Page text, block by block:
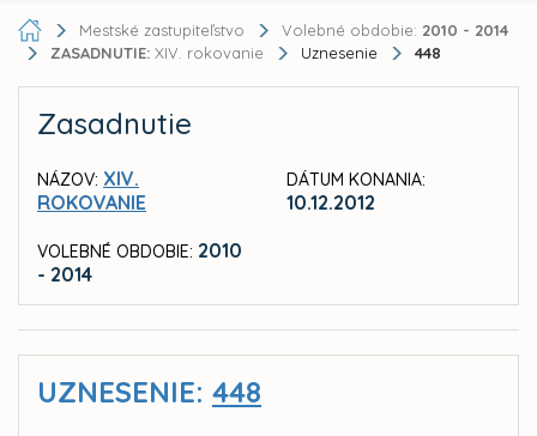
Mestské zastupiteľstvo Volebné obdobie: 2010 - 2014
ZASADNUTIE: XIV. rokovanie Uznesenie 448
Zasadnutie
NÁZOV: XIV.
ROKOVANIE
VOLEBNÉ OBDOBIE: 2010
- 2014
DÁTUM KONANIA:
10.12.2012
UZNESENIE: 448